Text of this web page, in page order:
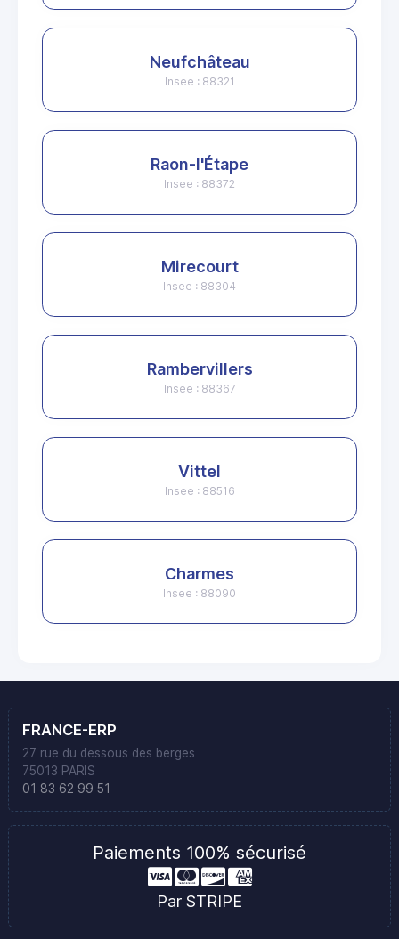
Neufchâteau
Insee : 88321
Raon-l'Étape
Insee : 88372
Mirecourt
Insee : 88304
Rambervillers
Insee : 88367
Vittel
Insee : 88516
Charmes
Insee : 88090
FRANCE-ERP
27 rue du dessous des berges
75013 PARIS
01 83 62 99 51
Paiements 100% sécurisé
Par STRIPE